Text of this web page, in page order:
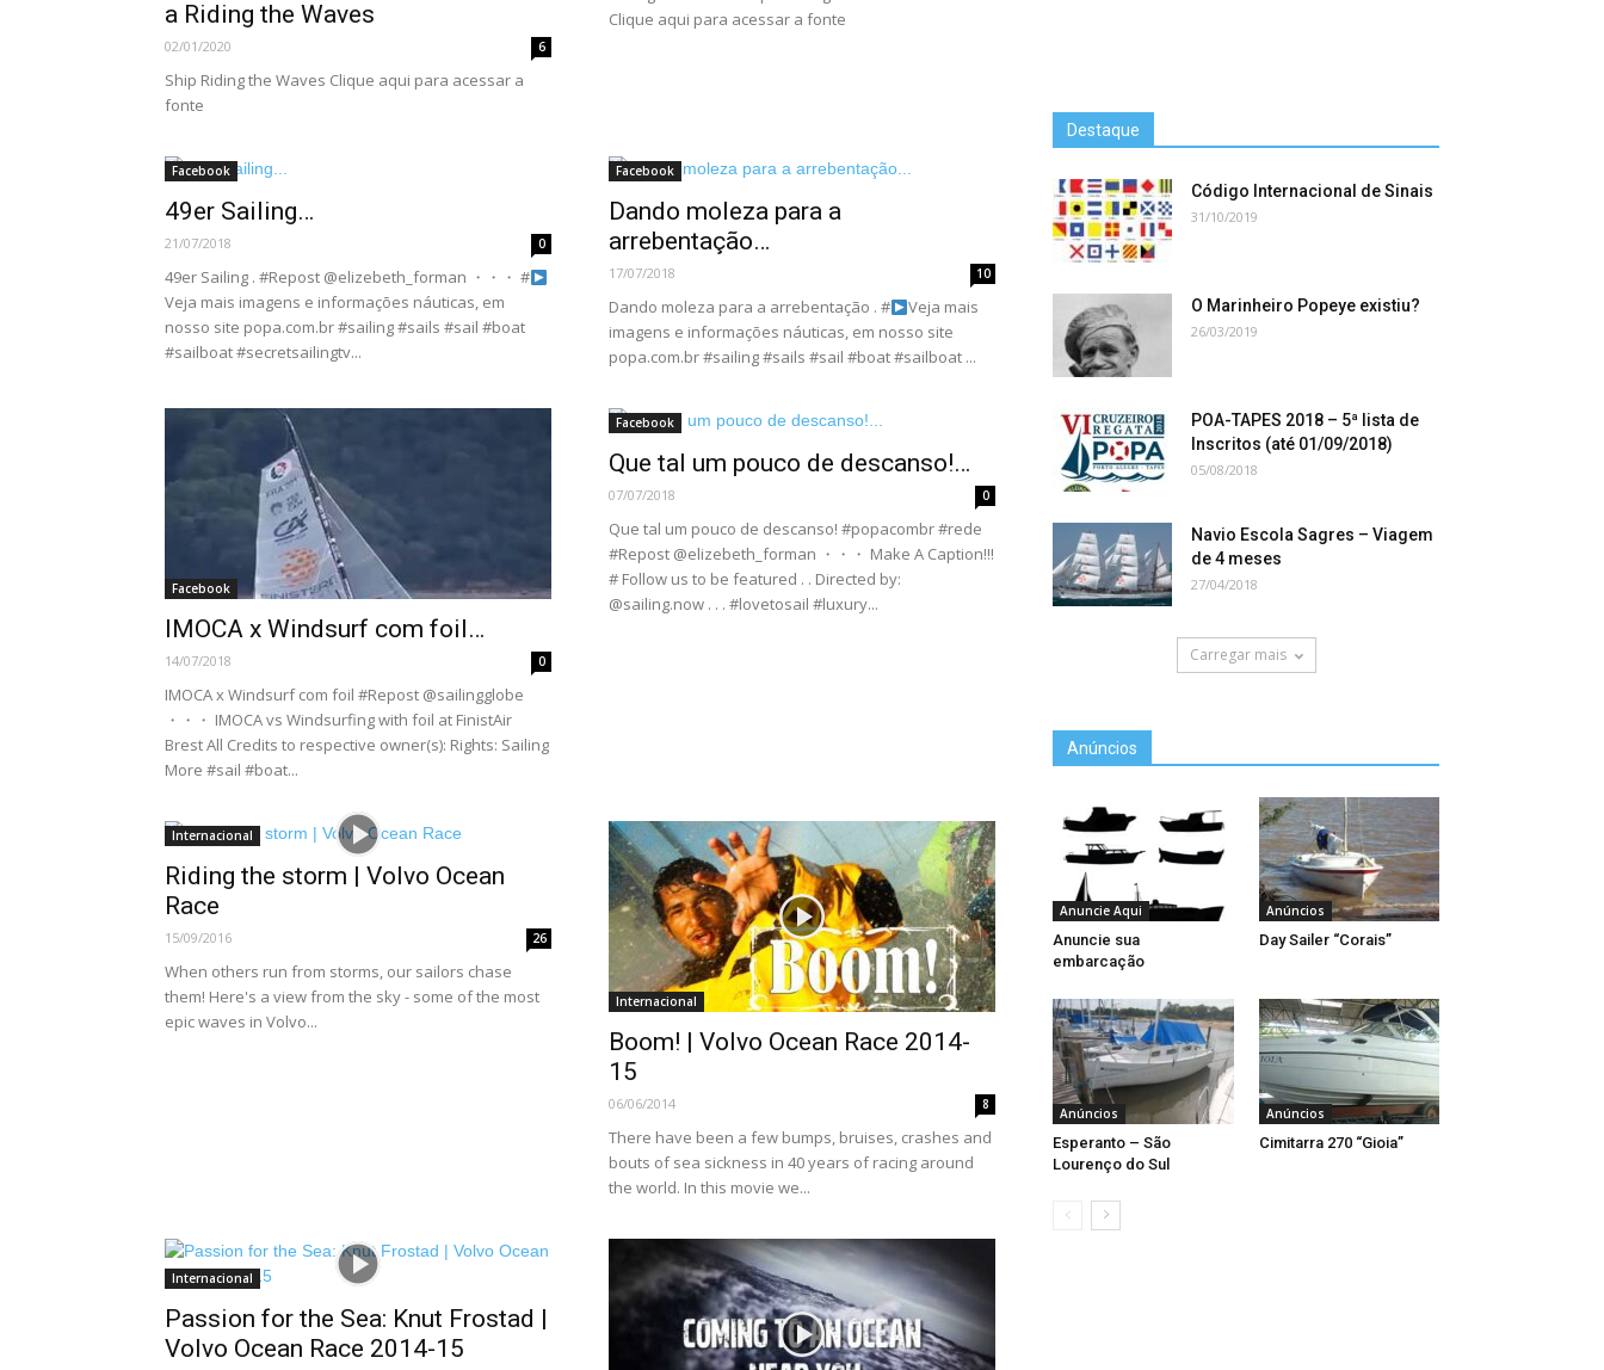
a Riding the Waves
02/01/2020 6
Ship Riding the Waves Clique aqui para acessar a
fonte
Clique aqui para acessar a fonte
Facebook
49er Sailing…
21/07/2018 0
49er Sailing . #Repost @elizebeth_forman ・・・ #
Veja mais imagens e informações náuticas, em
nosso site popa.com.br #sailing #sails #sail #boat
#sailboat #secretsailingtv...
Facebook
Dando moleza para a
arrebentação…
17/07/2018 10
Dando moleza para a arrebentação . #
Veja mais
imagens e informações náuticas, em nosso site
popa.com.br #sailing #sails #sail #boat #sailboat ...
Facebook
IMOCA x Windsurf com foil…
14/07/2018 0
IMOCA x Windsurf com foil #Repost @sailingglobe
・・・ IMOCA vs Windsurfing with foil at FinistAir
Brest All Credits to respective owner(s): Rights: Sailing
More #sail #boat...
Facebook
Que tal um pouco de descanso!…
07/07/2018 0
Que tal um pouco de descanso! #popacombr #rede
#Repost @elizebeth_forman ・・・ Make A Caption!!!
# Follow us to be featured . . Directed by:
@sailing.now . . . #lovetosail #luxury...
Internacional
Riding the storm | Volvo Ocean
Race
15/09/2016 26
When others run from storms, our sailors chase
them! Here's a view from the sky - some of the most
epic waves in Volvo...
Internacional
Boom! | Volvo Ocean Race 2014-
15
06/06/2014 8
There have been a few bumps, bruises, crashes and
bouts of sea sickness in 40 years of racing around
the world. In this movie we...
Internacional
Passion for the Sea: Knut Frostad |
Volvo Ocean Race 2014-15
Destaque
Código Internacional de Sinais
31/10/2019
O Marinheiro Popeye existiu?
26/03/2019
POA-TAPES 2018 – 5ª lista de
Inscritos (até 01/09/2018)
05/08/2018
Navio Escola Sagres – Viagem
de 4 meses
27/04/2018
Carregar mais
Anúncios
Anuncie Aqui
Anuncie sua
embarcação
Anúncios
Day Sailer “Corais”
Anúncios
Esperanto – São
Lourenço do Sul
Anúncios
Cimitarra 270 “Gioia”